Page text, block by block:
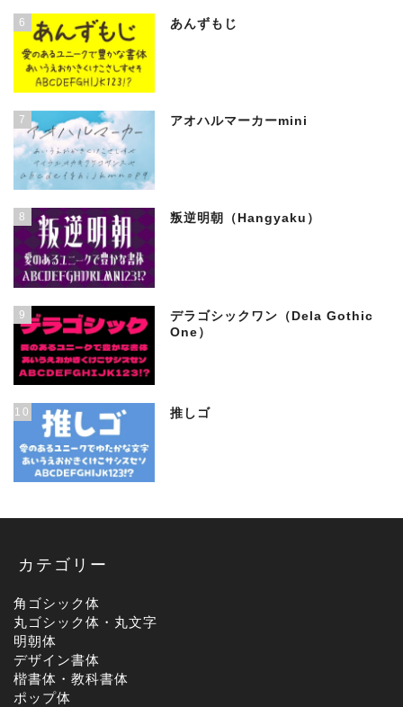
6 あんずもじ
7 アオハルマーカーmini
8 叛逆明朝（Hangyaku）
9
デラゴシックワン（Dela Gothic
One）
10 推しゴ
カテゴリー
角ゴシック体
丸ゴシック体・丸文字
明朝体
デザイン書体
楷書体・教科書体
ポップ体